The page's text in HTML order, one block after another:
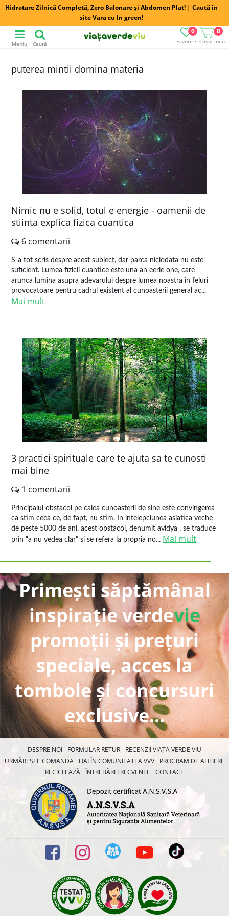
Hidratare Zilnică Completă, Zero Balonare și Abdomen Plat! | Caută în
site Vara cu In green!
Favorite
0
Coșul meu
0
Meniu Caută
puterea mintii domina materia
Nimic nu e solid, totul e energie - oamenii de
stiinta explica fizica cuantica
6 comentarii
S-a tot scris despre acest subiect, dar parca niciodata nu este
suficient. Lumea fizicii cuantice este una an eerie one, care
arunca lumina asupra adevarului despre lumea noastra in feluri
provocatoare pentru cadrul existent al cunoasterii general ac...
Mai mult
3 practici spirituale care te ajuta sa te cunosti
mai bine
1 comentarii
Principalul obstacol pe calea cunoasterii de sine este convingerea
ca stim ceea ce, de fapt, nu stim. In intelepciunea asiatica veche
de peste 5000 de ani, acest obstacol, denumit avidya , se traduce
prin “a nu vedea clar” si se refera la propria no... Mai mult
Primești săptămânal
inspirație verdevie
promoții și prețuri
speciale, acces la
tombole și concursuri
exclusive...
DESPRE NOI FORMULAR RETUR
RECENZII VIAȚA VERDE VIU
URMĂREȘTE COMANDA
HAI ÎN COMUNITATEA VVV
PROGRAM DE AFILIERE
RECICLEAZĂ ÎNTREBĂRI FRECVENTE CONTACT